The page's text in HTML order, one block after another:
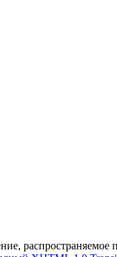
распространяемое